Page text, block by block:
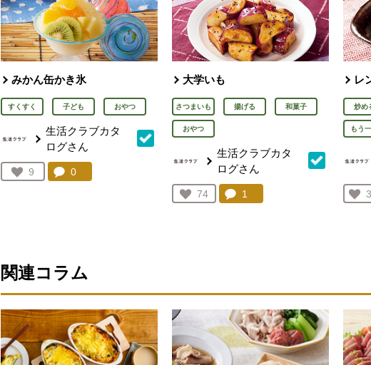
みかん缶かき氷
すくすく 子ども おやつ
生活クラブカタ
ログさん
お気に入り登録：
9
人が登録
コメント：
0
大学いも
さつまいも 揚げる 和菓子
おやつ
生活クラブカタ
ログさん
お気に入り登録：
74
人が登録
コメント：
1
レ
炒め
もう
関連コラム